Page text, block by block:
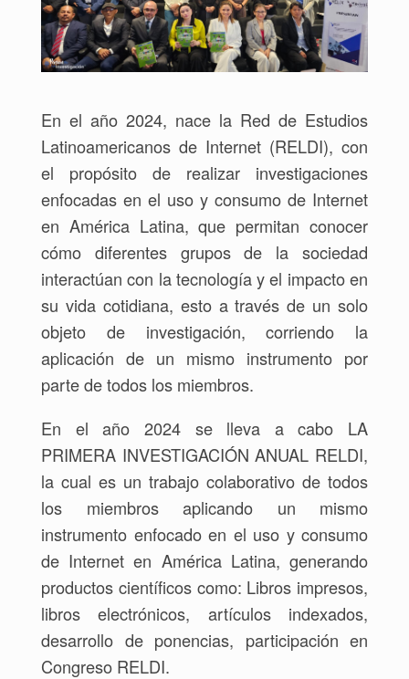
En el año 2024, nace la Red de Estudios
Latinoamericanos de Internet (RELDI), con
el propósito de realizar investigaciones
enfocadas en el uso y consumo de Internet
en América Latina, que permitan conocer
cómo diferentes grupos de la sociedad
interactúan con la tecnología y el impacto en
su vida cotidiana, esto a través de un solo
objeto de investigación, corriendo la
aplicación de un mismo instrumento por
parte de todos los miembros.
En el año 2024 se lleva a cabo LA
PRIMERA INVESTIGACIÓN ANUAL RELDI,
la cual es un trabajo colaborativo de todos
los miembros aplicando un mismo
instrumento enfocado en el uso y consumo
de Internet en América Latina, generando
productos científicos como: Libros impresos,
libros electrónicos, artículos indexados,
desarrollo de ponencias, participación en
Congreso RELDI.